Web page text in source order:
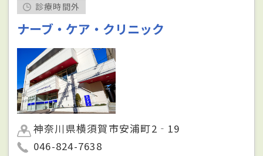
診療時間外
ナーブ・ケア・クリニック
神奈川県横須賀市安浦町2‐19
046-824-7638